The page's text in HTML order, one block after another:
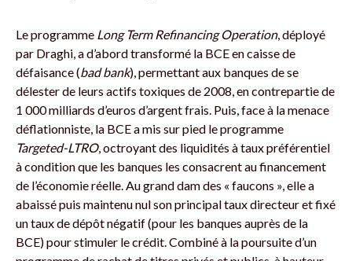
Le programme Long Term Refinancing Operation, déployé
par Draghi, a d’abord transformé la BCE en caisse de
défaisance (bad bank), permettant aux banques de se
délester de leurs actifs toxiques de 2008, en contrepartie de
1 000 milliards d’euros d’argent frais. Puis, face à la menace
déflationniste, la BCE a mis sur pied le programme
Targeted-LTRO, octroyant des liquidités à taux préférentiel
à condition que les banques les consacrent au financement
de l’économie réelle. Au grand dam des « faucons », elle a
abaissé puis maintenu nul son principal taux directeur et fixé
un taux de dépôt négatif (pour les banques auprès de la
BCE) pour stimuler le crédit. Combiné à la poursuite d’un